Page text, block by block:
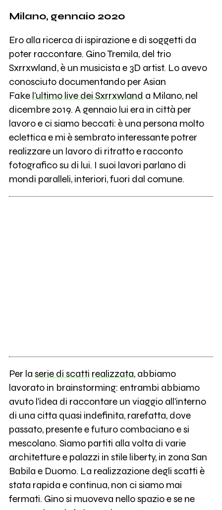
Milano, gennaio 2020
Ero alla ricerca di ispirazione e di soggetti da
poter raccontare. Gino Tremila, del trio
Sxrrxwland, è un musicista e 3D artist. Lo avevo
conosciuto documentando per Asian
Fake l'ultimo live dei Sxrrxwland a Milano, nel
dicembre 2019. A gennaio lui era in città per
lavoro e ci siamo beccati: è una persona molto
eclettica e mi è sembrato interessante potrer
realizzare un lavoro di ritratto e racconto
fotografico su di lui. I suoi lavori parlano di
mondi paralleli, interiori, fuori dal comune.
Per la serie di scatti realizzata, abbiamo
lavorato in brainstorming: entrambi abbiamo
avuto l'idea di raccontare un viaggio all'interno
di una citta quasi indefinita, rarefatta, dove
passato, presente e futuro combaciano e si
mescolano. Siamo partiti alla volta di varie
architetture e palazzi in stile liberty, in zona San
Babila e Duomo. La realizzazione degli scatti è
stata rapida e continua, non ci siamo mai
fermati. Gino si muoveva nello spazio e se ne